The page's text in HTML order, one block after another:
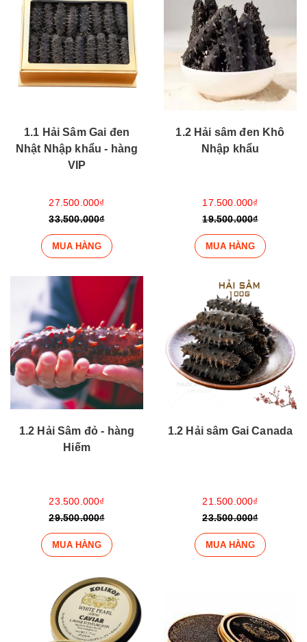
1.1 Hải Sâm Gai đen
Nhật Nhập khẩu - hàng
VIP
27.500.000₫
33.500.000₫
MUA HÀNG
1.2 Hải sâm đen Khô
Nhập khẩu
17.500.000₫
19.500.000₫
MUA HÀNG
1.2 Hải Sâm đỏ - hàng
Hiếm
23.500.000₫
29.500.000₫
MUA HÀNG
1.2 Hải sâm Gai Canada
21.500.000₫
23.500.000₫
MUA HÀNG